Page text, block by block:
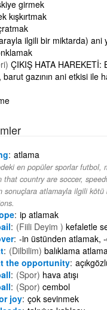
girmek
kışkırtmak
ilgili bir miktarda) ani
ÇIKIŞ HATA
gazının ani etkisi ile
atlama
en popüler sporlar futbol,
that country are soccer,
sonuçlara atlamayla ilgili kötü
ip atlamak
(Fiili Deyim ) kefaletle
-in üstünden atlamak,
(Dilbilim) balıklama
the opportunity
(Spor) hava atışı
(Spor) cembol
joy çok sevinmek